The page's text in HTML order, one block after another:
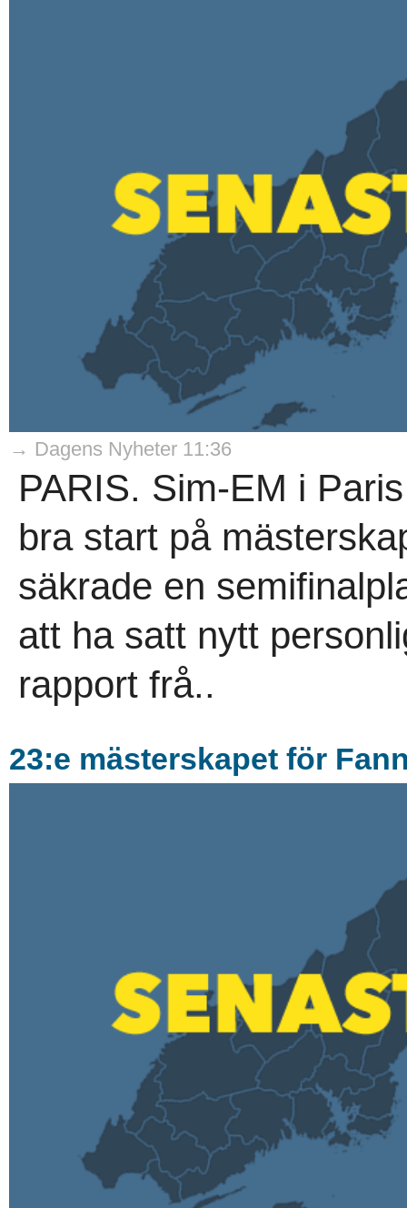
→ Dagens Nyheter 11:36
PARIS. Sim-EM i
bra start på
säkrade en
att ha satt nytt
rapport frå..
23:e mästerskapet för